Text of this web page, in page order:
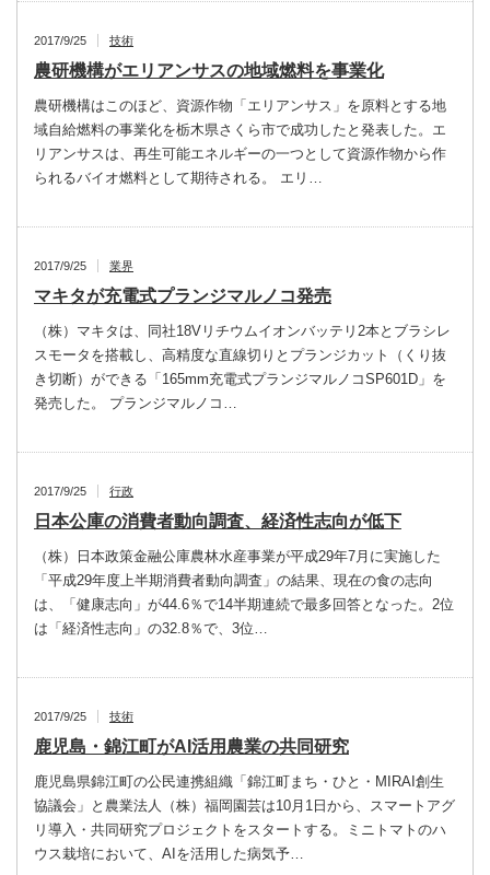
2017/9/25 技術
農研機構がエリアンサスの地域燃料を事業化
農研機構はこのほど、資源作物「エリアンサス」を原料とする地
域自給燃料の事業化を栃木県さくら市で成功したと発表した。エ
リアンサスは、再生可能エネルギーの一つとして資源作物から作
られるバイオ燃料として期待される。 エリ…
2017/9/25 業界
マキタが充電式プランジマルノコ発売
（株）マキタは、同社18Vリチウムイオンバッテリ2本とブラシレ
スモータを搭載し、高精度な直線切りとプランジカット（くり抜
き切断）ができる「165mm充電式プランジマルノコSP601D」を
発売した。 プランジマルノコ…
2017/9/25 行政
日本公庫の消費者動向調査、経済性志向が低下
（株）日本政策金融公庫農林水産事業が平成29年7月に実施した
「平成29年度上半期消費者動向調査」の結果、現在の食の志向
は、「健康志向」が44.6％で14半期連続で最多回答となった。2位
は「経済性志向」の32.8％で、3位…
2017/9/25 技術
鹿児島・錦江町がAI活用農業の共同研究
鹿児島県錦江町の公民連携組織「錦江町まち・ひと・MIRAI創生
協議会」と農業法人（株）福岡園芸は10月1日から、スマートアグ
リ導入・共同研究プロジェクトをスタートする。ミニトマトのハ
ウス栽培において、AIを活用した病気予…